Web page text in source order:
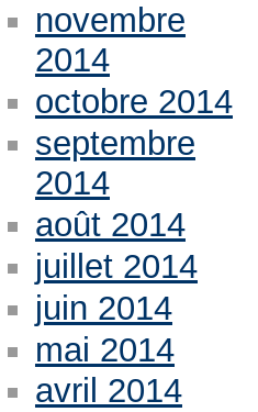
novembre
2014
octobre 2014
septembre
2014
août 2014
juillet 2014
juin 2014
mai 2014
avril 2014